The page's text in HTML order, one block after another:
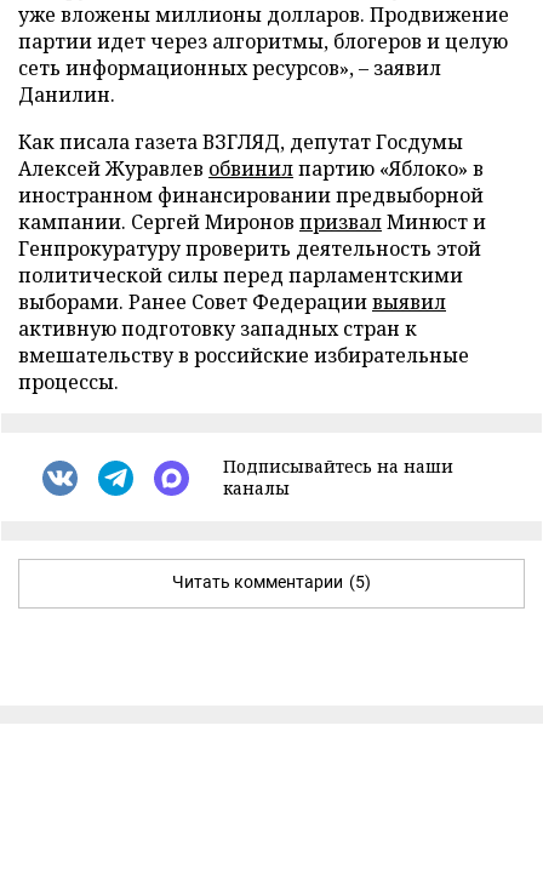
уже вложены миллионы долларов. Продвижение
партии идет через алгоритмы, блогеров и целую
сеть информационных ресурсов», – заявил
Данилин.
Как писала газета ВЗГЛЯД, депутат Госдумы
Алексей Журавлев обвинилпартию «Яблоко» в
иностранном финансировании предвыборной
кампании. Сергей Миронов призвалМинюст и
Генпрокуратуру проверить деятельность этой
политической силы перед парламентскими
выборами. Ранее Совет Федерациивыявил
активную подготовку западных стран к
вмешательству в российские избирательные
процессы.
Подписывайтесь на наши
каналы
Читать комментарии (5)